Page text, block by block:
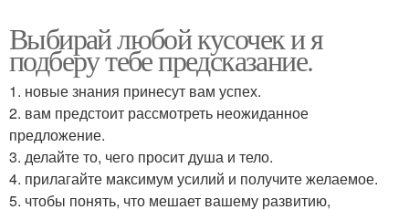
Выбирай любой кусочек и я
подберу тебе предсказание.
1. новые знания принесут вам успех.
2. вам предстоит рассмотреть неожиданное
предложение.
3. делайте то, чего просит душа и тело.
4. прилагайте максимум усилий и получите желаемое.
5. чтобы понять, что мешает вашему развитию,